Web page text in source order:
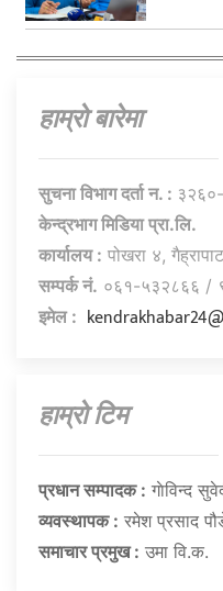
हाम्राे बारेमा
सुचना विभाग दर्ता न. :
केन्द्रभाग मिडिया प्रा.लि.
कार्यालय : पोखरा ४,
सम्पर्क नं. ०६१-५३२८६६ /
इमेल :
हाम्राे टिम
प्रधान सम्पादक : गाेविन्द
व्यवस्थापक : रमेश प्रसाद
समाचार प्रमुख : उमा वि.क.